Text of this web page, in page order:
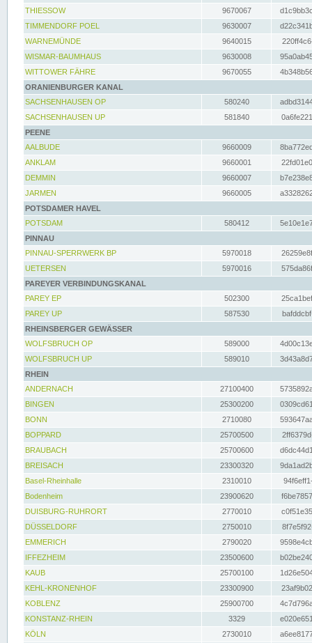
THIESSOW
9670067
TIMMENDORF POEL
9630007
WARNEMÜNDE
9640015
WISMAR-BAUMHAUS
9630008
WITTOWER FÄHRE
9670055
ORANIENBURGER KANAL
SACHSENHAUSEN OP
580240
SACHSENHAUSEN UP
581840
PEENE
AALBUDE
9660009
ANKLAM
9660001
DEMMIN
9660007
JARMEN
9660005
POTSDAMER HAVEL
POTSDAM
580412
PINNAU
PINNAU-SPERRWERK BP
5970018
UETERSEN
5970016
PAREYER VERBINDUNGSKANAL
PAREY EP
502300
PAREY UP
587530
RHEINSBERGER GEWÄSSER
WOLFSBRUCH OP
589000
WOLFSBRUCH UP
589010
RHEIN
ANDERNACH
27100400
BINGEN
25300200
BONN
2710080
BOPPARD
25700500
BRAUBACH
25700600
BREISACH
23300320
Basel-Rheinhalle
2310010
Bodenheim
23900620
DUISBURG-RUHRORT
2770010
DÜSSELDORF
2750010
EMMERICH
2790020
IFFEZHEIM
23500600
KAUB
25700100
KEHL-KRONENHOF
23300900
KOBLENZ
25900700
KONSTANZ-RHEIN
3329
KÖLN
2730010